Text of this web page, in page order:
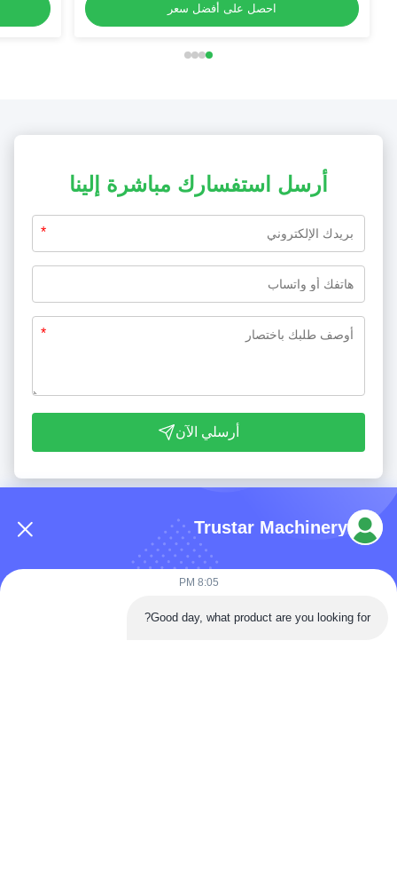
احصل على أفضل سعر
أرسل استفسارك مباشرة إلينا
*
*
أرسلي الآن
هاتف: 86-180-5882-0351
Trustar Machinery
8:05 PM
Good day, what product are you looking for?